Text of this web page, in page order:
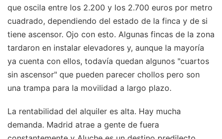
que oscila entre los 2.200 y los 2.700 euros por metro
cuadrado, dependiendo del estado de la finca y de si
tiene ascensor. Ojo con esto. Algunas fincas de la zona
tardaron en instalar elevadores y, aunque la mayoría
ya cuenta con ellos, todavía quedan algunos "cuartos
sin ascensor" que pueden parecer chollos pero son
una trampa para la movilidad a largo plazo.
La rentabilidad del alquiler es alta. Hay mucha
demanda. Madrid atrae a gente de fuera